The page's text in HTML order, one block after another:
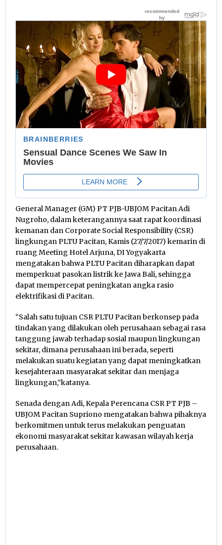
General Manager (GM) PT PJB-UBJOM Pacitan Adi
Nugroho, dalam keterangannya saat rapat koordinasi
kemanan dan Corporate Social Responsibility (CSR)
lingkungan PLTU Pacitan, Kamis (27/7/2017) kemarin di
ruang Meeting Hotel Arjuna, DI Yogyakarta
mengatakan bahwa PLTU Pacitan diharapkan dapat
memperkuat pasokan listrik ke Jawa Bali, sehingga
dapat mempercepat peningkatan angka rasio
elektrifikasi di Pacitan.
“Salah satu tujuan CSR PLTU Pacitan berkonsep pada
tindakan yang dilakukan oleh perusahaan sebagai rasa
tanggung jawab terhadap sosial maupun lingkungan
sekitar, dimana perusahaan ini berada, seperti
melakukan suatu kegiatan yang dapat meningkatkan
kesejahteraan masyarakat sekitar dan menjaga
lingkungan,”katanya.
Senada dengan Adi, Kepala Perencana CSR PT PJB –
UBJOM Pacitan Supriono mengatakan bahwa pihaknya
berkomitmen untuk terus melakukan penguatan
ekonomi masyarakat sekitar kawasan wilayah kerja
perusahaan.